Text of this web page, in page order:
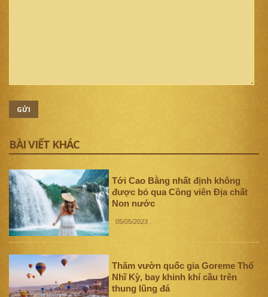
GỬI
BÀI VIẾT KHÁC
Tới Cao Bằng nhất định không
được bỏ qua Công viên Địa chất
Non nước
05/05/2023
Thăm vườn quốc gia Goreme Thổ
Nhĩ Kỳ, bay khinh khí cầu trên
thung lũng đá